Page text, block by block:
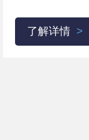
了解详情